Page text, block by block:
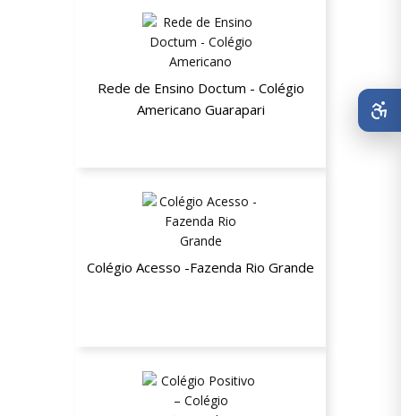
Rede de Ensino Doctum - Colégio
Americano Guarapari
Colégio Acesso -Fazenda Rio Grande